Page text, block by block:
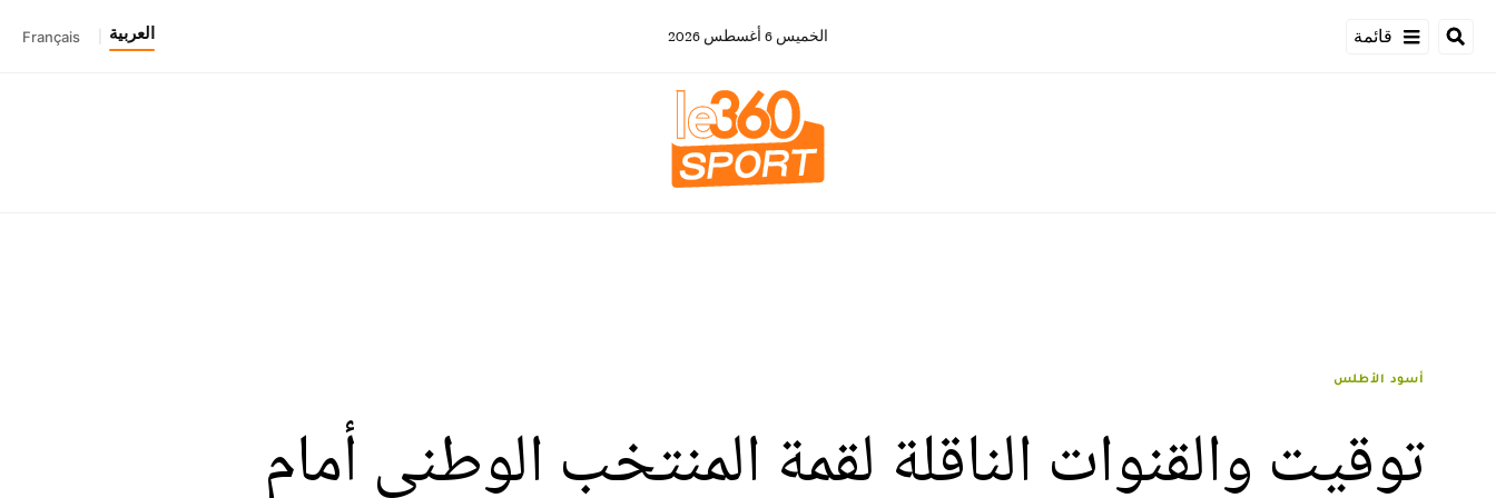
قائمة الخميس 6 أغسطس 2026 العربية Français
أسود الأطلس
توقيت والقنوات الناقلة لقمة المنتخب الوطني أمام